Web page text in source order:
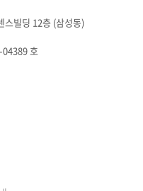
스빌딩 12층 (삼성동)
호